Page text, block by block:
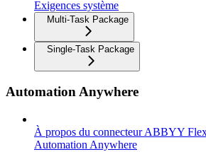
Exigences système
Multi-Task Package
Single-Task Package
Automation Anywhere
À propos du connecteur ABBYY
Automation Anywhere